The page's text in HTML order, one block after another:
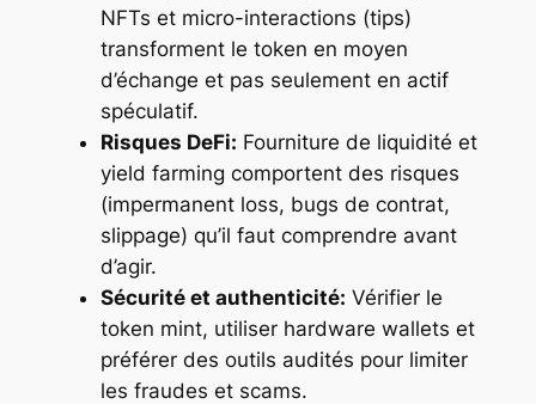
NFTs et micro-interactions (tips)
transforment le token en moyen
d’échange et pas seulement en actif
spéculatif.
Risques DeFi: Fourniture de liquidité et
yield farming comportent des risques
(impermanent loss, bugs de contrat,
slippage) qu’il faut comprendre avant
d’agir.
Sécurité et authenticité: Vérifier le
token mint, utiliser hardware wallets et
préférer des outils audités pour limiter
les fraudes et scams.